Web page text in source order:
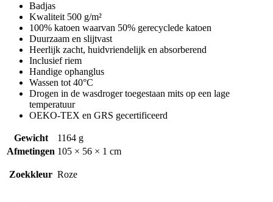
Badjas
Kwaliteit 500 g/m²
100% katoen waarvan 50% gerecyclede katoen
Duurzaam en slijtvast
Heerlijk zacht, huidvriendelijk en absorberend
Inclusief riem
Handige ophanglus
Wassen tot 40°C
Drogen in de wasdroger toegestaan mits op een lage
temperatuur
OEKO-TEX en GRS gecertificeerd
Gewicht
1164 g
Afmetingen 105 × 56 × 1 cm
Zoekkleur Roze